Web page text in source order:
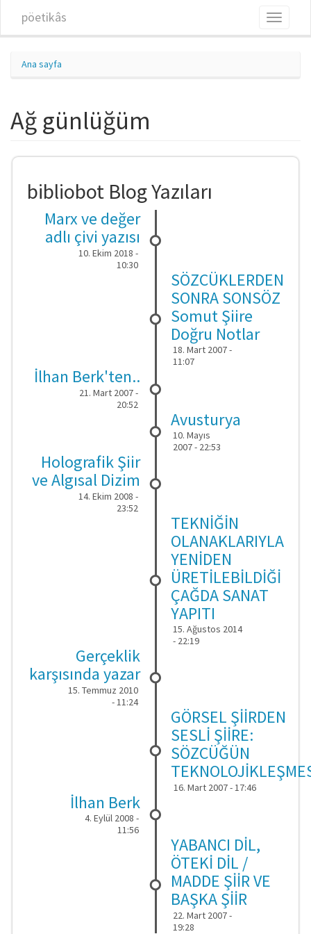
pöetikâs
Toggle
Ana sayfa
Ağ günlüğüm
bibliobot Blog Yazıları
Marx ve değer
adlı çivi yazısı
10. Ekim 2018 -
10:30
SÖZCÜKLERDEN
SONRA SONSÖZ
Somut Şiire
Doğru Notlar
18. Mart 2007 -
11:07
İlhan Berk'ten..
21. Mart 2007 -
20:52
Avusturya
10. Mayıs
2007 - 22:53
Holografik Şiir
ve Algısal Dizim
14. Ekim 2008 -
23:52
TEKNİĞİN
OLANAKLARIYLA
YENİDEN
ÜRETİLEBİLDİĞİ
ÇAĞDA SANAT
YAPITI
15. Ağustos 2014
- 22:19
Gerçeklik
karşısında yazar
15. Temmuz 2010
- 11:24
GÖRSEL ŞİİRDEN
SESLİ ŞİİRE:
SÖZCÜĞÜN
16. Mart 2007 - 17:46
İlhan Berk
4. Eylül 2008 -
11:56
YABANCI DİL,
ÖTEKİ DİL /
MADDE ŞİİR VE
BAŞKA ŞİİR
22. Mart 2007 -
19:28